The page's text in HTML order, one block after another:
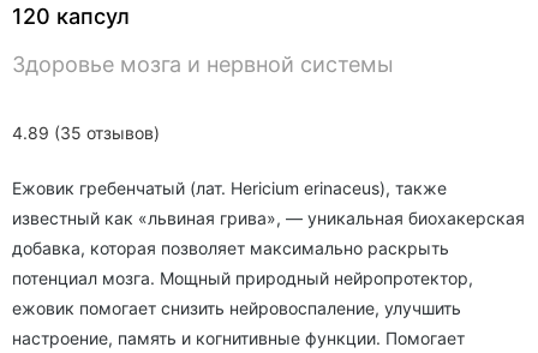
4.89 (35 отзывов)
120 капсул
Здоровье мозга и нервной системы
Ежовик гребенчатый (лат. Hericium erinaceus), также
известный как «львиная грива», — уникальная биохакерская
добавка, которая позволяет максимально раскрыть
потенциал мозга. Мощный природный нейропротектор,
ежовик помогает снизить нейровоспаление, улучшить
настроение, память и когнитивные функции. Помогает